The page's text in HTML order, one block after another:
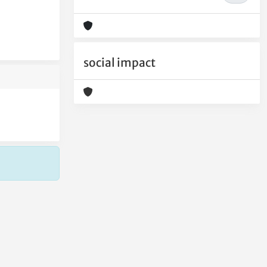
social impact